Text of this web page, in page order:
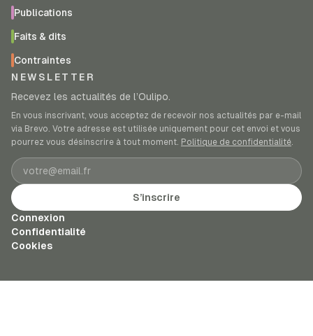
Publications
Faits & dits
Contraintes
NEWSLETTER
Recevez les actualités de l’Oulipo.
En vous inscrivant, vous acceptez de recevoir nos actualités par e-mail
via Brevo. Votre adresse est utilisée uniquement pour cet envoi et vous
pourrez vous désinscrire à tout moment. Politique de confidentialité.
Adresse e-mail
S’inscrire
Connexion
Confidentialité
Cookies